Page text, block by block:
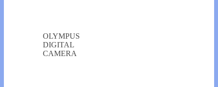
OLYMPUS
DIGITAL
CAMERA